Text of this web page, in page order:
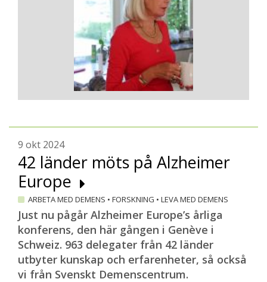
9 okt 2024
42 länder möts på Alzheimer
Europe
ARBETA MED DEMENS • FORSKNING • LEVA MED DEMENS
Just nu pågår Alzheimer Europe’s årliga
konferens, den här gången i Genève i
Schweiz. 963 delegater från 42 länder
utbyter kunskap och erfarenheter, så också
vi från Svenskt Demenscentrum.